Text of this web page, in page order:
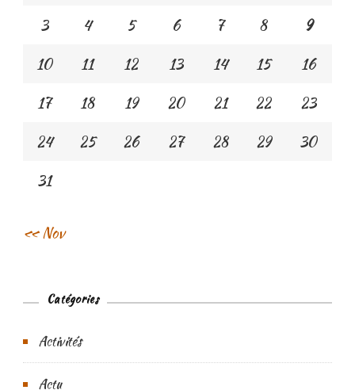
3
4 5 6 7 8
9
10
11 12 13 14 15
16
17
18 19 20 21 22
23
24
25 26 27 28 29
30
31
« Nov
Catégories
Activités
Actu